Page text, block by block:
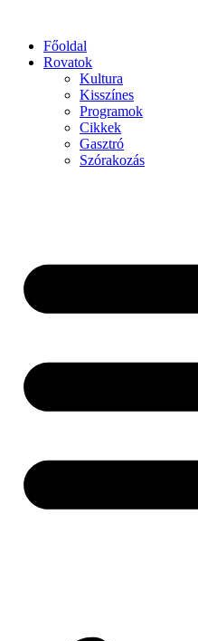
Főoldal
Rovatok
Kultura
Kisszínes
Programok
Cikkek
Gasztró
Szórakozás